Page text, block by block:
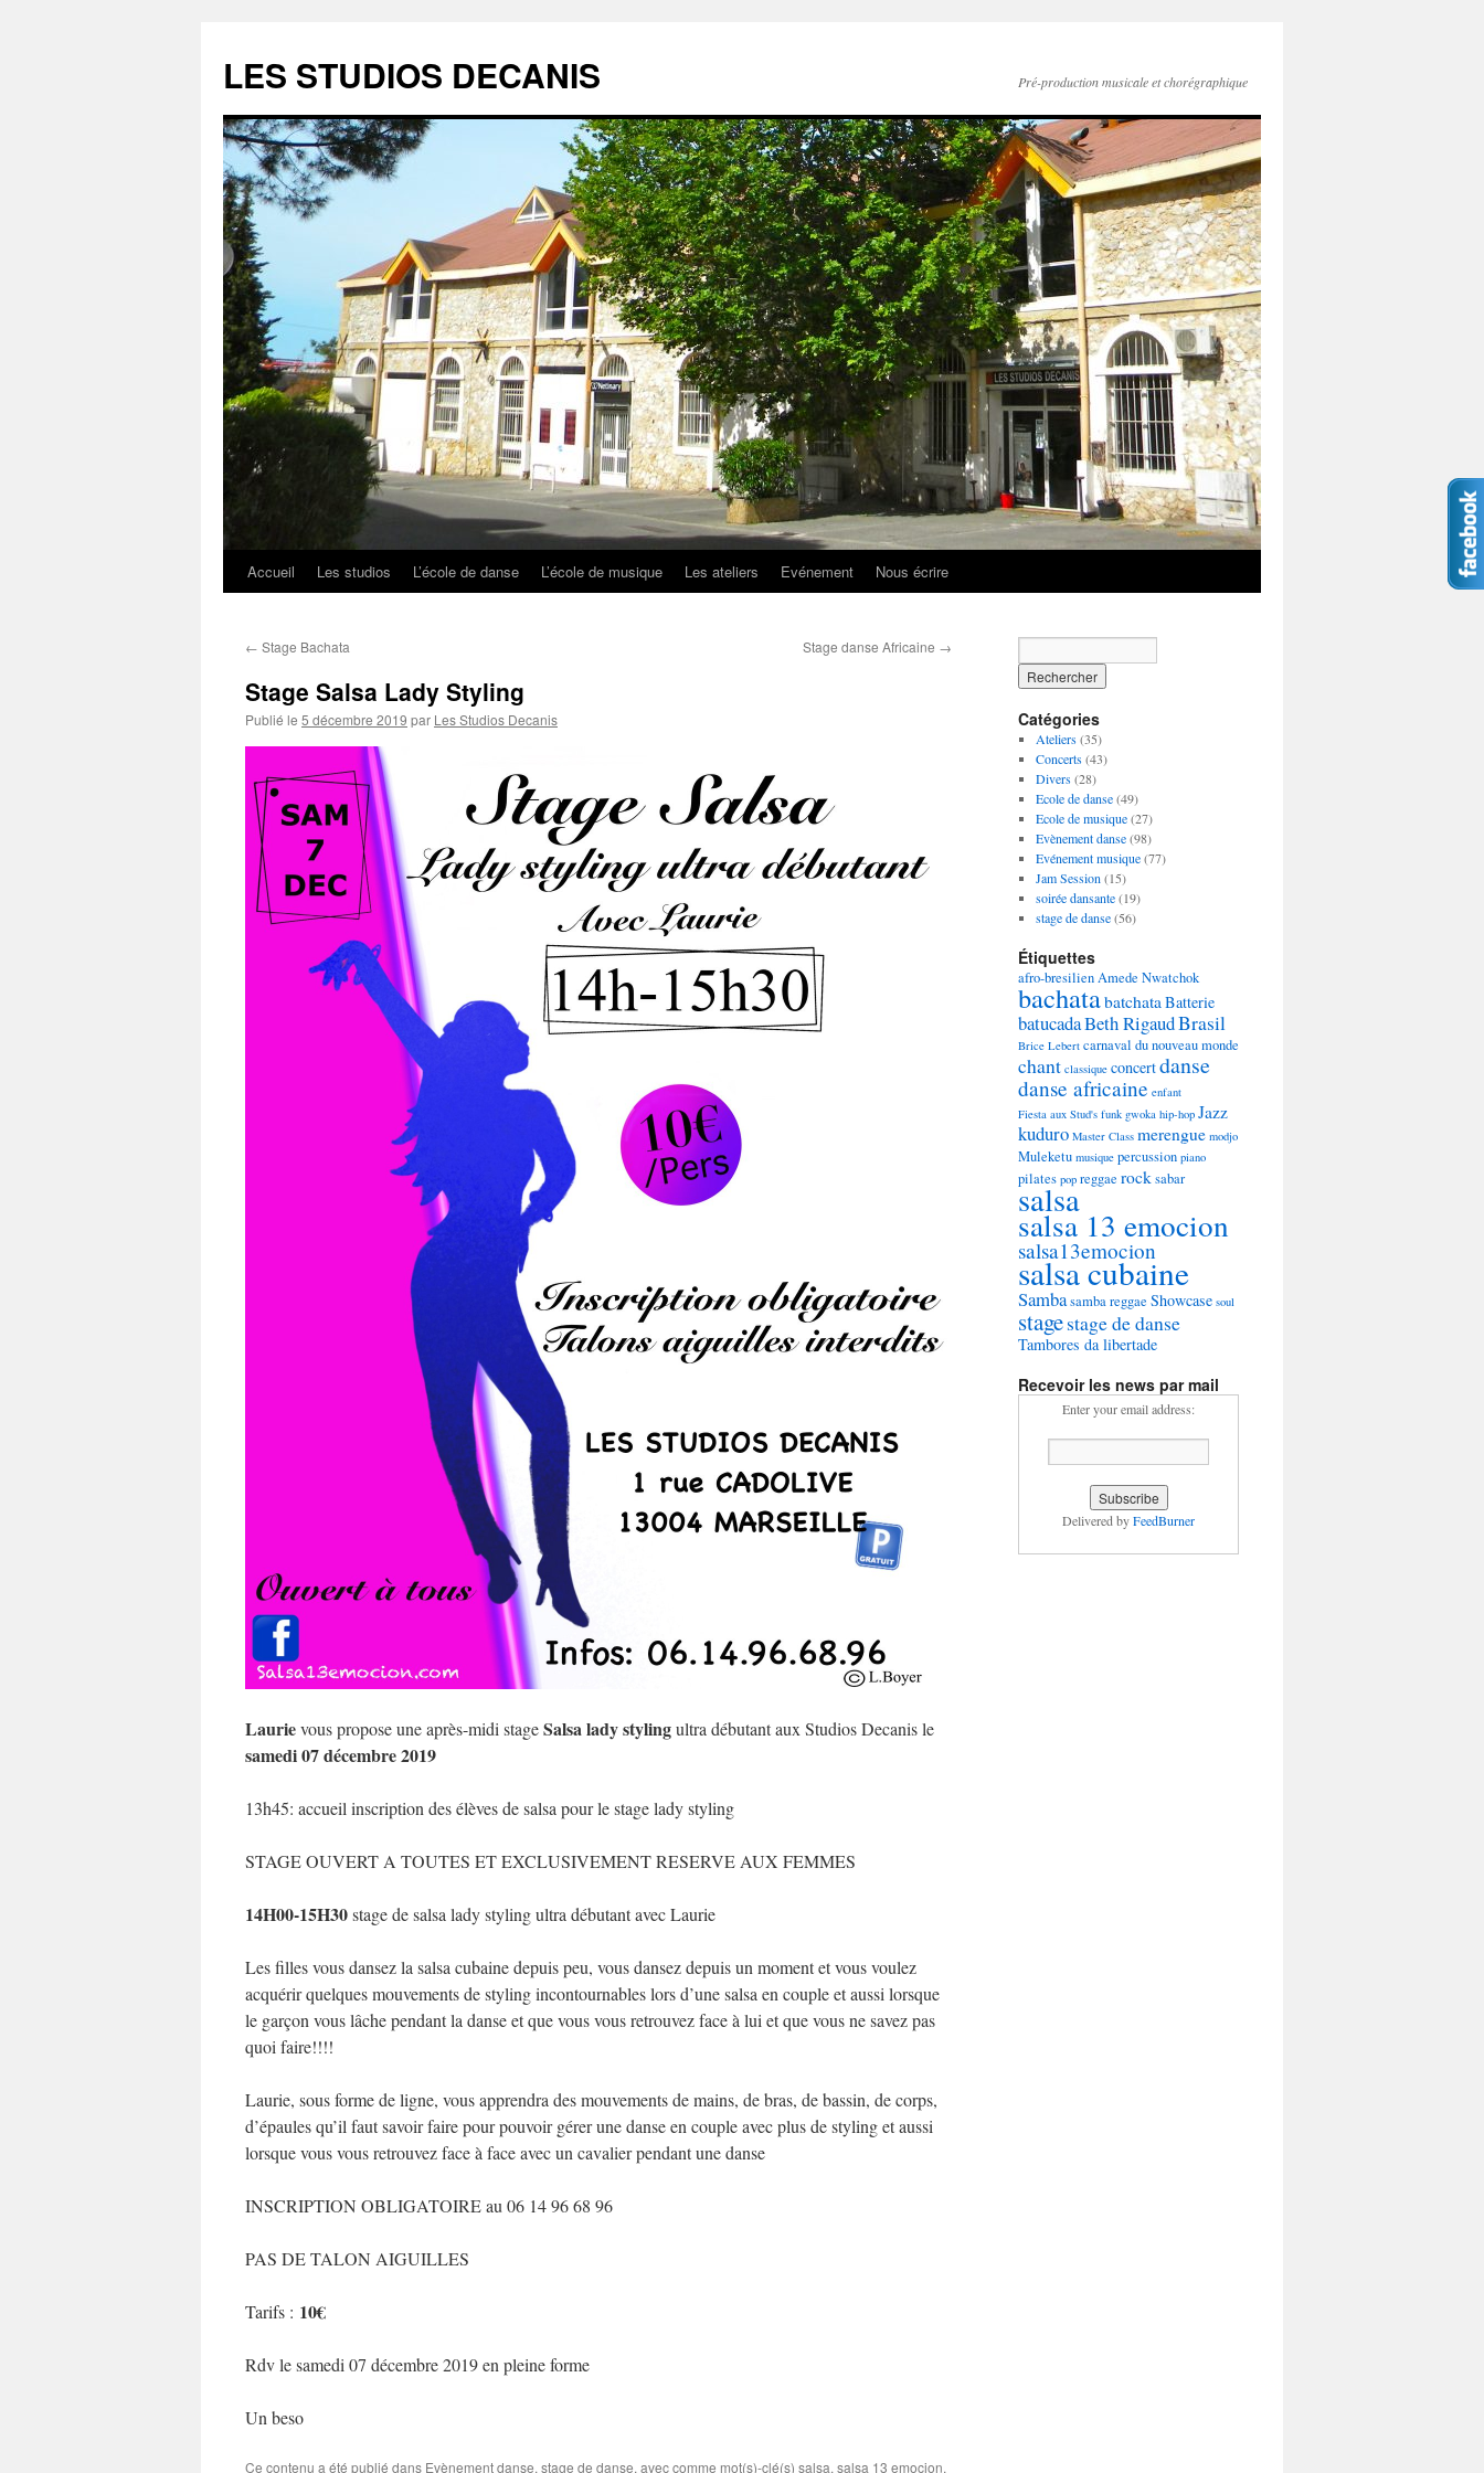
LES STUDIOS DECANIS Pré-production musicale et chorégraphique
Aller
contenu
Accueil Les studios L’école de danse L’école de musique Les ateliers Evénement Nous écrire
← Stage Bachata Stage danse Africaine →
Stage Salsa Lady Styling
Publié le 5 décembre 2019 par Les Studios Decanis
Laurievous propose une après-midi stageSalsa lady stylingultra débutant aux Studios Decanis le
samedi 07 décembre 2019
13h45: accueil inscription des élèves de salsa pour le stage lady styling
STAGE OUVERT A TOUTES ET EXCLUSIVEMENT RESERVE AUX FEMMES
14H00-15H30stage de salsa lady styling ultra débutant avec Laurie
Les filles vous dansez la salsa cubaine depuis peu, vous dansez depuis un moment et vous voulez
acquérir quelques mouvements de styling incontournables lors d’une salsa en couple et aussi lorsque
le garçon vous lâche pendant la danse et que vous vous retrouvez face à lui et que vous ne savez pas
quoi faire!!!!
Laurie, sous forme de ligne, vous apprendra des mouvements de mains, de bras, de bassin, de corps,
d’épaules qu’il faut savoir faire pour pouvoir gérer une danse en couple avec plus de styling et aussi
lorsque vous vous retrouvez face à face avec un cavalier pendant une danse
INSCRIPTION OBLIGATOIRE au 06 14 96 68 96
PAS DE TALON AIGUILLES
Tarifs : 10€
Rdv le samedi 07 décembre 2019 en pleine forme
Un beso
Ce contenu a été publié dans Evènement danse, stage de danse, avec comme mot(s)-clé(s) salsa, salsa 13 emocion,
Catégories
Ateliers(35)
Concerts(43)
Divers(28)
Ecole de danse(49)
Ecole de musique(27)
Evènement danse(98)
Evénement musique(77)
Jam Session (15)
soirée dansante(19)
stage de danse(56)
Étiquettes
afro-bresilienAmede Nwatchok
bachatabatchataBatterie
batucadaBeth RigaudBrasil
Brice Lebert carnaval du nouveau monde
chant classique concertdanse
danse africaine enfant
Fiesta aux Stud's funk gwoka hip-hop Jazz
kuduro Master Class merengue modjo
Muleketu musique percussion piano
pilates pop reggae rocksabar
salsa
salsa 13 emocion
salsa13emocion
salsa cubaine
Sambasamba reggae Showcase soul
stagestage de danse
Tambores da libertade
Recevoir les news par mail
Enter your email address:
Delivered byFeedBurner